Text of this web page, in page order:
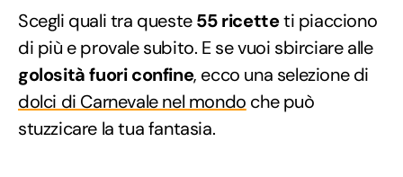
Scegli quali tra queste55 ricetteti piacciono
di più e provale subito. E se vuoi sbirciare alle
golosità fuori confine, ecco una selezione di
dolci di Carnevale nel mondo che può
stuzzicare la tua fantasia.